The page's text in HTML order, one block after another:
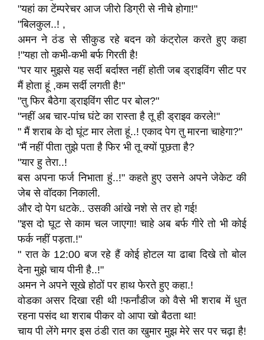
"यहां का टेंम्परेचर आज जीरो डिग्री से नीचे होगा!"
"बिलकुल..! ,
अमन ने ठंड से सीकुड रहे बदन को कंट्रोल करते हुए कहा
!"यहा तो कभी-कभी बर्फ गिरती है!
"पर यार मुझसे यह सर्दी बर्दाश्त नहीं होती जब ड्राइविंग सीट पर
मैं होता हूं ,कम सर्दी लगती है!"
"तु फिर बैठेगा ड्राइविंग सीट पर बोल?"
"नहीं अब चार-पांच घंटे का रास्ता है तू ही ड्राइव करले!"
" मैं शराब के दो घूंट मार लेता हूं..! एकाद पेग तु मारना चाहेगा?"
"मैं नहीं पीता तुझे पता है फिर भी तू क्यों पूछता है?
"यार हु तेरा..!
बस अपना फर्ज निभाता हुं..!" कहते हुए उसने अपने जेकेट की
जेब से वॉदका निकाली.
और दो पेग धटके.. उसकी आंखे नशे से तर हो गई!
"इस दो घूट से काम चल जाएगा! चाहे अब बर्फ गीरे तो भी कोई
फर्क नहीं पड़ता.!"
" रात के 12:00 बज रहे हैं कोई होटल या ढाबा दिखे तो बोल
देना मुझे चाय पीनी है..!"
अमन ने अपने सूखे होठों पर हाथ फेरते हुए कहा.!
वोडका असर दिखा रही थी !फर्नांडीज को वैसे भी शराब में धुत
रहना पसंद था शराब पीकर वो आपा खो बैठता था!
चाय पी लेंगे मगर इस ठंडी रात का खुमार मुझ मेरे सर पर चढ़ा है!